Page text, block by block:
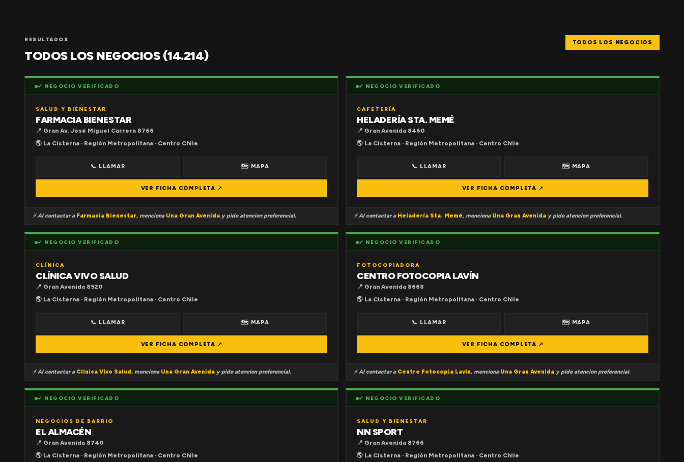
RESULTADOS
TODOS LOS NEGOCIOS (14.214)
TODOS LOS NEGOCIOS
✔ NEGOCIO VERIFICADO
SALUD Y BIENESTAR
FARMACIA BIENESTAR
📍 Gran Av. José Miguel Carrera 8766
🌎 La Cisterna · Región Metropolitana · Centro Chile
📞 LLAMAR 🗺 MAPA
VER FICHA COMPLETA ↗
⚡ Al contactar a Farmacia Bienestar, menciona Una Gran Avenida y pide atencion preferencial.
✔ NEGOCIO VERIFICADO
CAFETERÍA
HELADERÍA STA. MEMÉ
📍 Gran Avenida 8460
🌎 La Cisterna · Región Metropolitana · Centro Chile
📞 LLAMAR 🗺 MAPA
VER FICHA COMPLETA ↗
⚡ Al contactar a Heladería Sta. Memé, menciona Una Gran Avenida y pide atencion preferencial.
✔ NEGOCIO VERIFICADO
CLÍNICA
CLÍNICA VIVO SALUD
📍 Gran Avenida 8520
🌎 La Cisterna · Región Metropolitana · Centro Chile
📞 LLAMAR 🗺 MAPA
VER FICHA COMPLETA ↗
⚡ Al contactar a Clínica Vivo Salud, menciona Una Gran Avenida y pide atencion preferencial.
✔ NEGOCIO VERIFICADO
FOTOCOPIADORA
CENTRO FOTOCOPIA LAVÍN
📍 Gran Avenida 8668
🌎 La Cisterna · Región Metropolitana · Centro Chile
📞 LLAMAR 🗺 MAPA
VER FICHA COMPLETA ↗
⚡ Al contactar a Centro Fotocopia Lavín, menciona Una Gran Avenida y pide atencion preferencial.
✔ NEGOCIO VERIFICADO
NEGOCIOS DE BARRIO
EL ALMACÉN
📍 Gran Avenida 8740
🌎 La Cisterna · Región Metropolitana · Centro Chile
✔ NEGOCIO VERIFICADO
SALUD Y BIENESTAR
NN SPORT
📍 Gran Avenida 8766
🌎 La Cisterna · Región Metropolitana · Centro Chile